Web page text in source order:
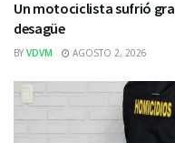
Un motociclista sufrió
desagüe
BY VDVM AGOSTO 2, 2026